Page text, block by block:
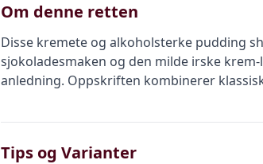
Om denne retten
Disse kremete og alkoholsterke pudding
sjokoladesmaken og den milde irske
anledning. Oppskriften kombinerer
Tips og Varianter